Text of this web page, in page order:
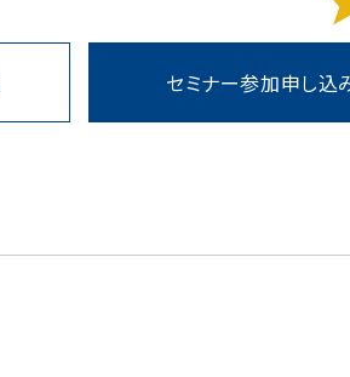
セミナー参加申し込